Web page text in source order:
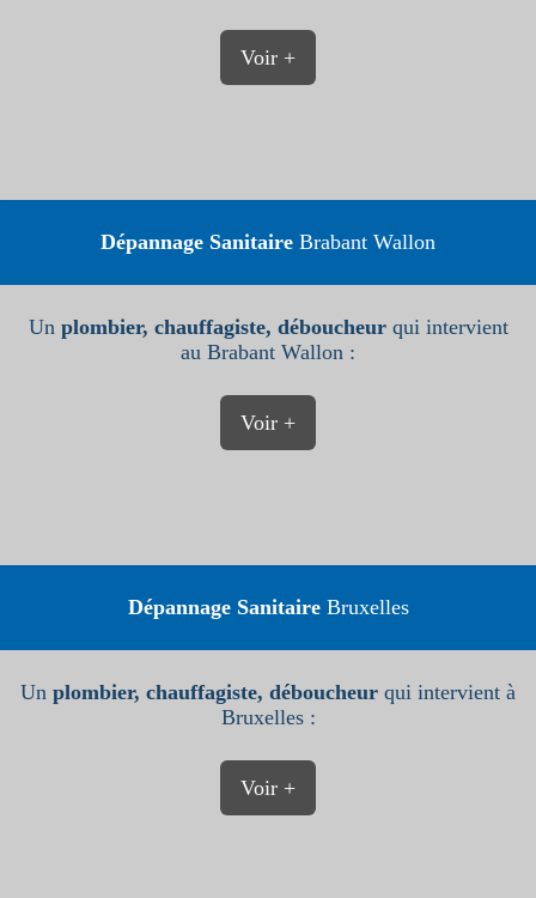
Voir +
Dépannage Sanitaire Brabant Wallon
Un plombier, chauffagiste, déboucheurqui intervient
au Brabant Wallon :
Voir +
Dépannage SanitaireBruxelles
Un plombier, chauffagiste, déboucheur qui intervient à
Bruxelles :
Voir +